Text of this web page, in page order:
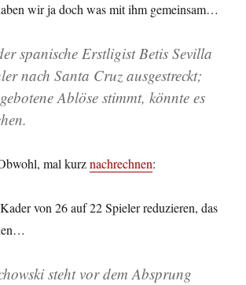
wir ja doch was mit ihm gemeinsam…
spanische Erstligist Betis Sevilla
nach Santa Cruz ausgestreckt;
Ablöse stimmt, könnte es
mal kurznachrechnen:
von 26 auf 22 Spieler reduzieren, das
steht vor dem Absprung